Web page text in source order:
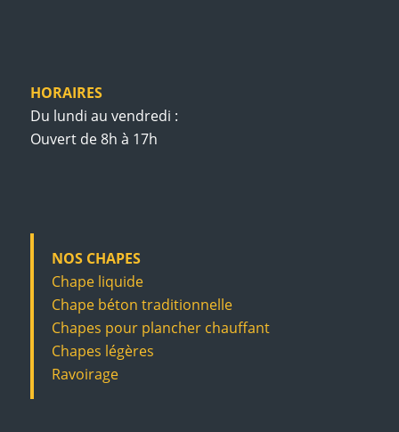
HORAIRES
Du lundi au vendredi :
Ouvert de 8h à 17h
NOS CHAPES
Chape liquide
Chape béton traditionnelle
Chapes pour plancher chauffant
Chapes légères
Ravoirage